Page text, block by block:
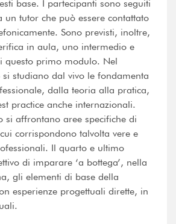
base. I partecipanti sono seguiti
un tutor che può essere contattato
Sono previsti, inoltre,
in aula, uno intermedio e
questo primo modulo. Nel
studiano dal vivo le fondamenta
dalla teoria alla pratica,
practice anche internazionali.
si affrontano aree specifiche di
corrispondono talvolta vere e
Il quarto e ultimo
di imparare ‘a bottega’, nella
gli elementi di base della
esperienze progettuali dirette, in